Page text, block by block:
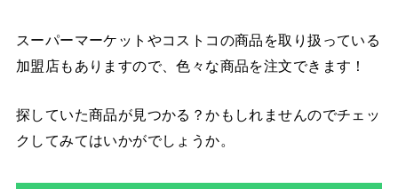
スーパーマーケットやコストコの商品を取り扱っている
加盟店もありますので、色々な商品を注文できます！
探していた商品が見つかる？かもしれませんのでチェッ
クしてみてはいかがでしょうか。